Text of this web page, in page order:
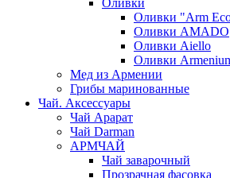
Оливки
Оливки "Arm
Оливки AMADO
Оливки Aiello
Оливки
Мед из Армении
Грибы маринованные
Чай. Аксессуары
Чай Арарат
Чай Darman
АРМЧАЙ
Чай заварочный
Прозрачная фасовка